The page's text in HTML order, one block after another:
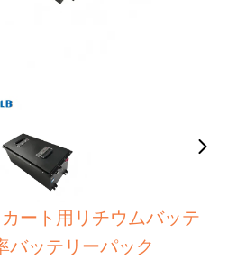
ート用リチウムバッテ
バッテリーパック